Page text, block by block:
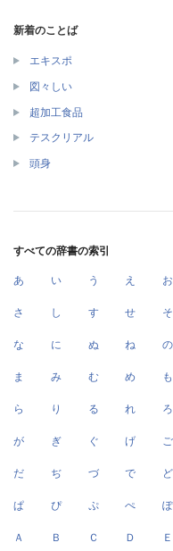
新着のことば
エキスポ
図々しい
超加工食品
テスクリアル
頭身
すべての辞書の索引
あ い う え お
さ し す せ そ
な に ぬ ね の
ま み む め も
ら り る れ ろ
が ぎ ぐ げ ご
だ ぢ づ で ど
ぱ ぴ ぷ ぺ ぽ
Ａ Ｂ Ｃ Ｄ Ｅ